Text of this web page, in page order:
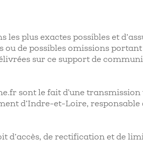
plus exactes possibles et
ou de possibles omissions
sur ce support de
sont le fait d'une
d’Indre-et-Loire,
d’accès, de rectification et de